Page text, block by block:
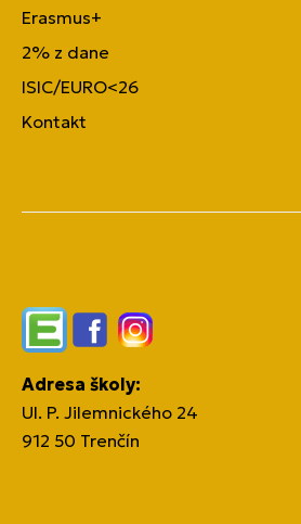
Erasmus+
2% z dane
ISIC/EURO<26
Kontakt
EdupageFacebookInstagram
Adresa školy:
Ul. P. Jilemnického 24
912 50 Trenčín